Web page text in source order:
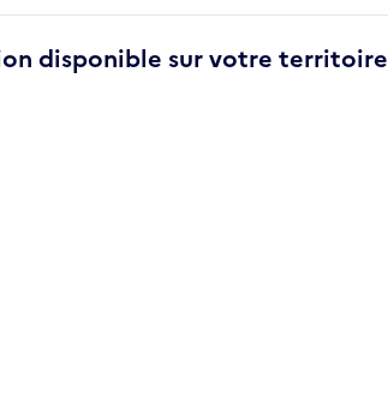
disponible sur votre territoire